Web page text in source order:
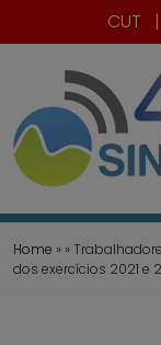
CUT |
Home » »
dos exercícios 2021 e